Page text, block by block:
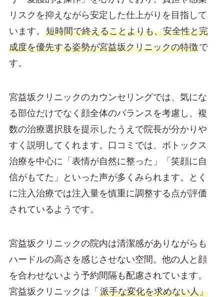
リスクを抑えながら安定した仕上がりを目指して
います。 短時間で終えることよりも、安全性と完
成度を優先する姿勢が宮益坂クリニックの特徴で
す。
宮益坂クリニックのカウンセリングでは、気にな
る部位だけでなく顔全体のバランスを考慮し、複
数の治療選択肢を提示したうえで院長が分かりや
すく説明してくれます。口コミでは、ボトックス
治療を中心に「表情が自然に整った」「笑顔に自
信がもてた」といった声が多くみられます。とく
に注入治療では注入量を慎重に調整する点が評価
されているようです。
宮益坂クリニックの院内は清潔感がありながらも
ハードルの高さを感じさせない空間。他の人と顔
を合わせないよう予約間隔も配慮されています。
宮益坂クリニックは「 派手な変化を求めない人」